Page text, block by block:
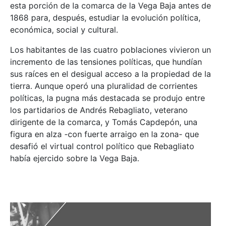
esta porción de la comarca de la Vega Baja antes de
1868 para, después, estudiar la evolución política,
económica, social y cultural.
Los habitantes de las cuatro poblaciones vivieron un
incremento de las tensiones políticas, que hundían
sus raíces en el desigual acceso a la propiedad de la
tierra. Aunque operó una pluralidad de corrientes
políticas, la pugna más destacada se produjo entre
los partidarios de Andrés Rebagliato, veterano
dirigente de la comarca, y Tomás Capdepón, una
figura en alza -con fuerte arraigo en la zona- que
desafió el virtual control político que Rebagliato
había ejercido sobre la Vega Baja.